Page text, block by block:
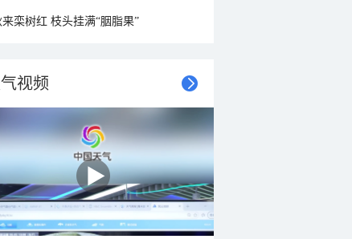
来栾树红 枝头挂满“胭脂果”
视频